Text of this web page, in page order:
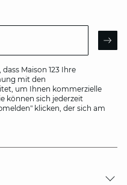
Maison 123 Ihre
mit den
um Ihnen kommerzielle
können sich jederzeit
klicken, der sich am